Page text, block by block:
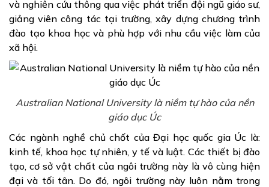
và nghiên cứu thông qua việc phát triển đội ngũ giáo sư,
giảng viên công tác tại trường, xây dựng chương trình
đào tạo khoa học và phù hợp với nhu cầu việc làm của
xã hội.
Australian National University là niềm tự hào của nền
giáo dục Úc
Các ngành nghề chủ chốt của Đại học quốc gia Úc là:
kinh tế, khoa học tự nhiên, y tế và luật. Các thiết bị đào
tạo, cơ sở vật chất của ngôi trường này là vô cùng hiện
đại và tối tân. Do đó, ngôi trường này luôn nằm trong